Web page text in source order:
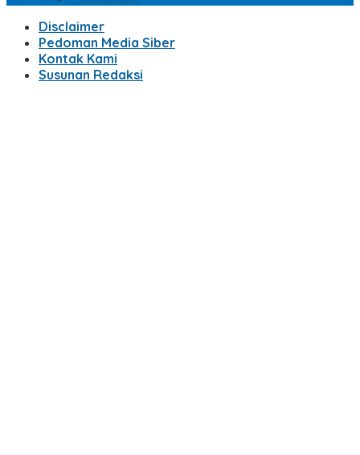
Disclaimer
Pedoman Media Siber
Kontak Kami
Susunan Redaksi